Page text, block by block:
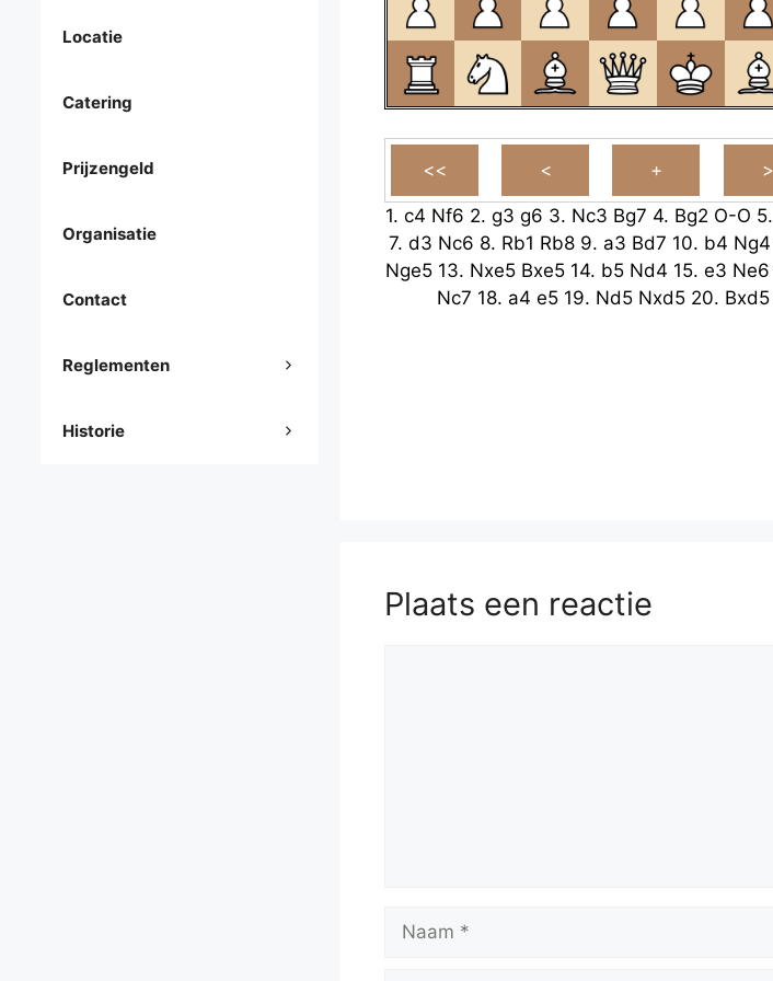
1. c4 Nf6 2. g3 g6 3. Nc3 Bg7 4. Bg2 O-O 5.
7. d3 Nc6 8. Rb1 Rb8 9. a3 Bd7 10. b4 Ng4
Nge5 13. Nxe5 Bxe5 14. b5 Nd4 15. e3 Ne6
Nc7 18. a4 e5 19. Nd5 Nxd5 20. Bxd5
Plaats een reactie
Locatie
Catering
Prijzengeld
Organisatie
Contact
Reglementen
Historie